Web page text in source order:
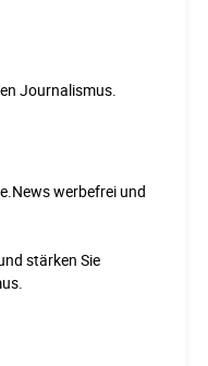
Journalismus.
werbefrei und
stärken Sie